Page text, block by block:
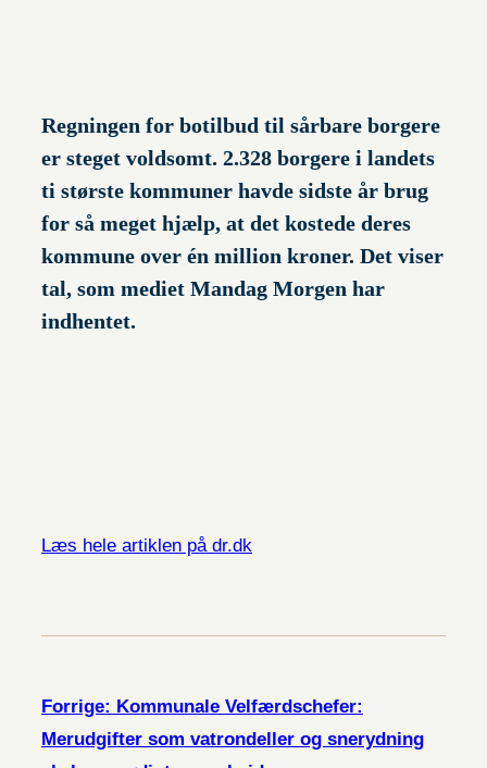
Regningen for botilbud til sårbare borgere
er steget voldsomt. 2.328 borgere i landets
ti største kommuner havde sidste år brug
for så meget hjælp, at det kostede deres
kommune over én million kroner. Det viser
tal, som mediet Mandag Morgen har
indhentet.
Læs hele artiklen på dr.dk
Forrige: Kommunale Velfærdschefer:
Merudgifter som vatrondeller og snerydning